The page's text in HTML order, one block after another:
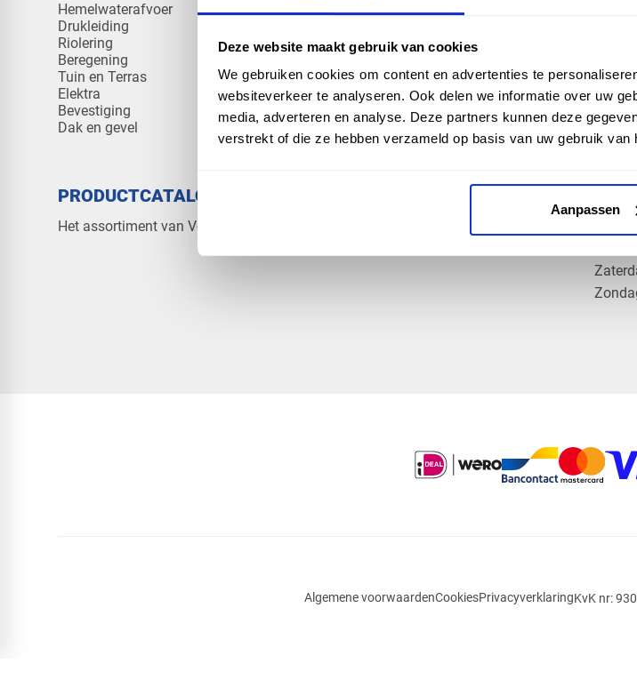
Deze website maakt gebruik van cookies
We gebruiken cookies om content en advertenties te
websiteverkeer te analyseren. Ook delen we informatie over uw
media, adverteren en analyse. Deze partners kunnen deze
verstrekt of die ze hebben verzameld op basis van uw gebruik van
Aanpassen
Hemelwaterafvoer
Drukleiding
Riolering
Beregening
Tuin en Terras
Elektra
Bevestiging
Dak en gevel
Klantenservice
Veelgestelde vragen
PRODUCTCATALOGUS 2026
Het assortiment van Vos Products
Algemene voorwaardenCookiesPrivacyverklaringKvK nr: